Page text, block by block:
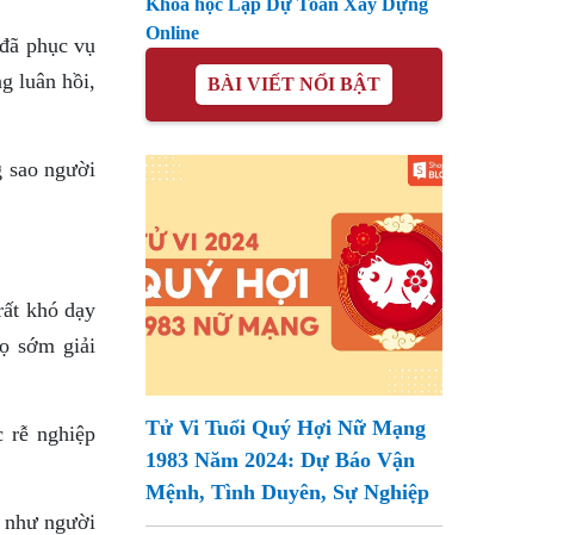
phục vụ
luân hồi,
sao người
khó dạy
sớm giải
rễ nghiệp
như người
Khóa học Lập Dự Toán Xây Dựng
Online
BÀI VIẾT NỔI BẬT
Tử Vi Tuổi Quý Hợi Nữ Mạng
1983 Năm 2024: Dự Báo Vận
Mệnh, Tình Duyên, Sự Nghiệp